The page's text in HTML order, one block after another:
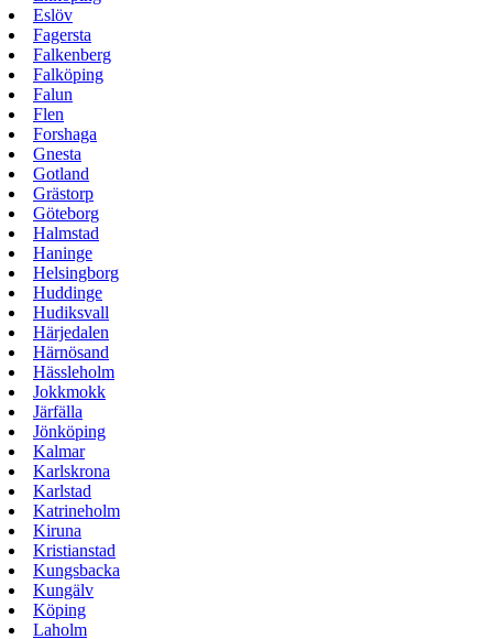
Eslöv
Fagersta
Falkenberg
Falköping
Falun
Flen
Forshaga
Gnesta
Gotland
Grästorp
Göteborg
Halmstad
Haninge
Helsingborg
Huddinge
Hudiksvall
Härjedalen
Härnösand
Hässleholm
Jokkmokk
Järfälla
Jönköping
Kalmar
Karlskrona
Karlstad
Katrineholm
Kiruna
Kristianstad
Kungsbacka
Kungälv
Köping
Laholm